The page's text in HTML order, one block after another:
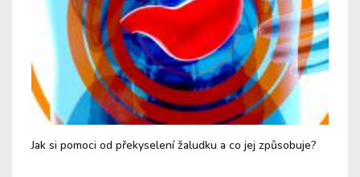
Jak si pomoci od překyselení žaludku a co jej způsobuje?